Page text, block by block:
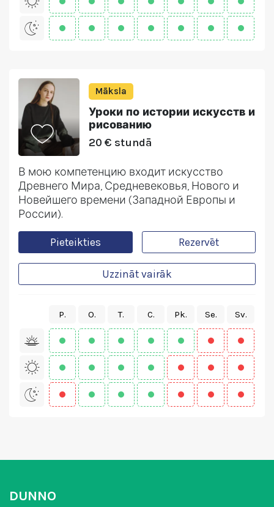
Māksla
Уроки по истории искусств и
рисованию
20 € stundā
В мою компетенцию входит искусство
Древнего Мира, Средневековья, Нового и
Новейшего времени (Западной Европы и
России).
Pieteikties Rezervēt
Uzzināt vairāk
P. O. T. C. Pk. Se. Sv.
DUNNO